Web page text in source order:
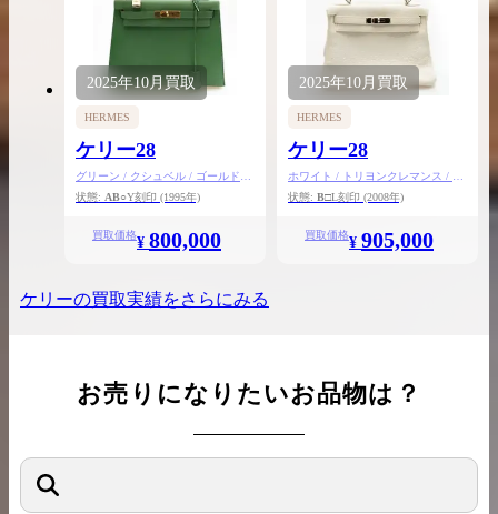
2025年10月買取
HERMES
ケリー28
グリーン / クシュベル / ゴールド金
具
状態: AB○Y刻印 (1995年)
買取価格¥ 800,000
2025年10月 買取
HERMES
ケリー28
ホワイト / トリヨンクレマンス / シ
ルバー金具
状態: B□L刻印 (2008年)
買取価格¥ 905,000
ケリーの買取実績をさらにみる
お売りになりたいお品物は？